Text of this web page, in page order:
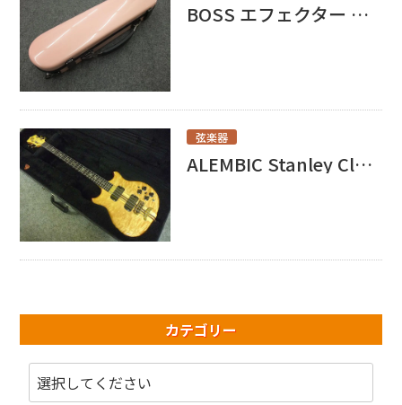
BOSS エフェクター OD-20買取いたしました！
弦楽器
ALEMBIC Stanley Clarke Model 買取いたしました！
カテゴリー